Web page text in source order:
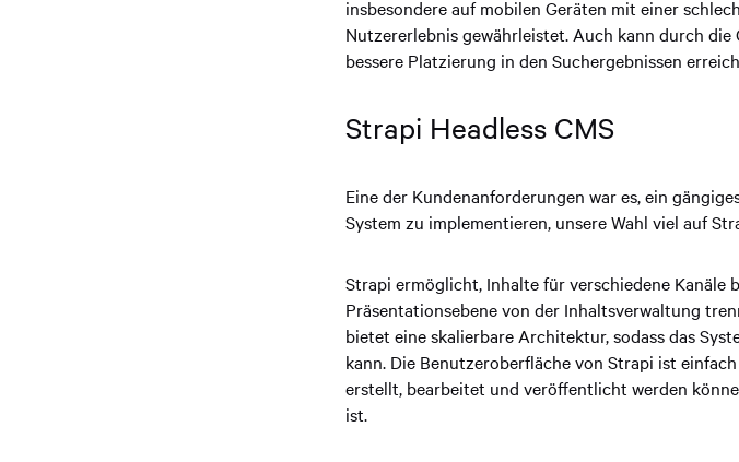
insbesondere auf mobilen Geräten mit einer
Nutzererlebnis gewährleistet. Auch kann durch
bessere Platzierung in den Suchergebnissen
Strapi Headless CMS
Eine der Kundenanforderungen war es, ein
System zu implementieren, unsere Wahl viel auf
Strapi ermöglicht, Inhalte für verschiedene Kanäle
Präsentationsebene von der Inhaltsverwaltung
bietet eine skalierbare Architektur, sodass das
kann. Die Benutzeroberfläche von Strapi ist
erstellt, bearbeitet und veröffentlicht werden
ist.